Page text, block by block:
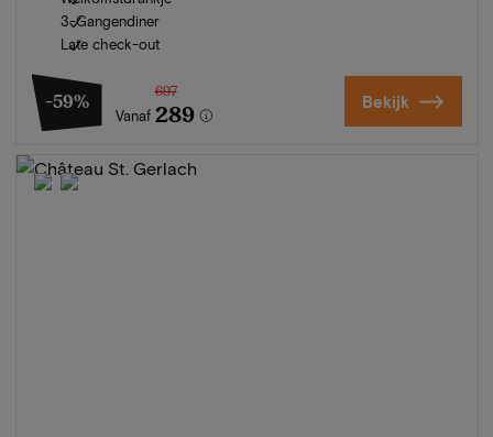
3-Gangendiner
Late check-out
-59%
Vanaf
697
289 Bekijk